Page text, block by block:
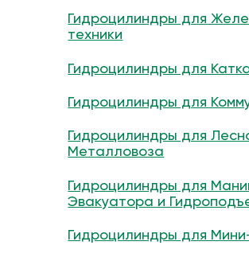
Гидроцилиндры для
техники
Гидроцилиндры для
Гидроцилиндры для
Гидроцилиндры для
Металловоза
Гидроцилиндры для
Эвакуатора и
Гидроцилиндры для